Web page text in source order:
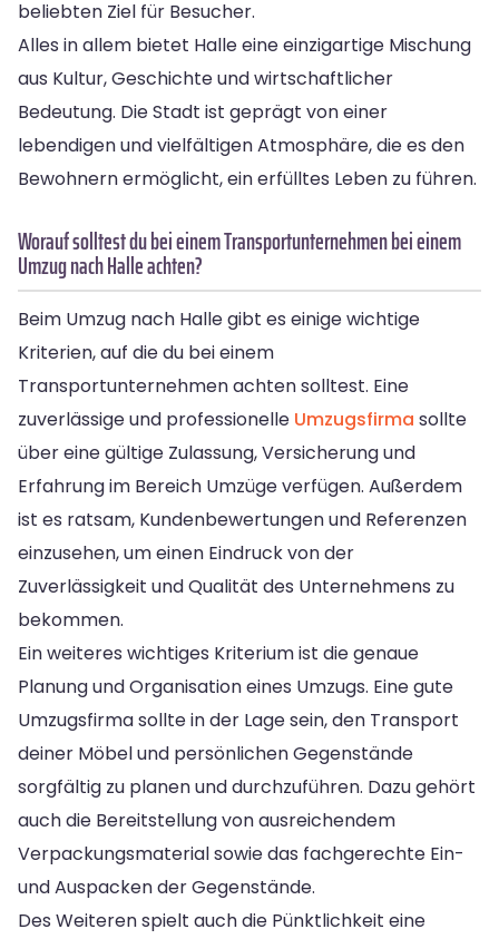
beliebten Ziel für Besucher.
Alles in allem bietet Halle eine einzigartige Mischung
aus Kultur, Geschichte und wirtschaftlicher
Bedeutung. Die Stadt ist geprägt von einer
lebendigen und vielfältigen Atmosphäre, die es den
Bewohnern ermöglicht, ein erfülltes Leben zu führen.
Worauf solltest du bei einem Transportunternehmen bei einem
Umzug nach Halle achten?
Beim Umzug nach Halle gibt es einige wichtige
Kriterien, auf die du bei einem
Transportunternehmen achten solltest. Eine
zuverlässige und professionelle Umzugsfirma sollte
über eine gültige Zulassung, Versicherung und
Erfahrung im Bereich Umzüge verfügen. Außerdem
ist es ratsam, Kundenbewertungen und Referenzen
einzusehen, um einen Eindruck von der
Zuverlässigkeit und Qualität des Unternehmens zu
bekommen.
Ein weiteres wichtiges Kriterium ist die genaue
Planung und Organisation eines Umzugs. Eine gute
Umzugsfirma sollte in der Lage sein, den Transport
deiner Möbel und persönlichen Gegenstände
sorgfältig zu planen und durchzuführen. Dazu gehört
auch die Bereitstellung von ausreichendem
Verpackungsmaterial sowie das fachgerechte Ein-
und Auspacken der Gegenstände.
Des Weiteren spielt auch die Pünktlichkeit eine